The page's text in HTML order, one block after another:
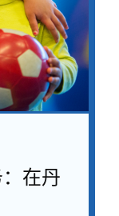
在丹